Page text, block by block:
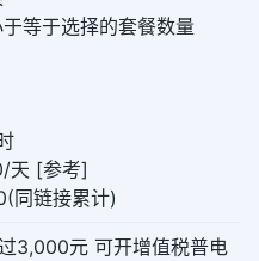
等于选择的套餐数量
天 [参考]
同链接累计)
3,000元 可开增值税普电